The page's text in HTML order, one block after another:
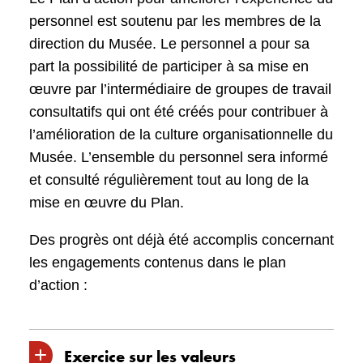
programmes et services, notamment en
renouvelant sa Politique de prévention de
la violence et du harcèlement en milieu de
travail.
Il y a un grand appétit de changement et un
sentiment que le temps d’agir est arrivé.
L’Évaluation de l’effectif a produit six
Définir nos valeurs fondamentales
S’efforcer de développer le leadeurship, le
personnel est soutenu par les membres de la
direction du Musée. Le personnel a pour sa
part la possibilité de participer à sa mise en
œuvre par l’intermédiaire de groupes de travail
consultatifs qui ont été créés pour contribuer à
l’amélioration de la culture organisationnelle du
Musée. L’ensemble du personnel sera informé
et consulté régulièrement tout au long de la
mise en œuvre du Plan.
Des progrès ont déjà été accomplis concernant
les engagements contenus dans le plan
d’action :
Exercice sur les valeurs